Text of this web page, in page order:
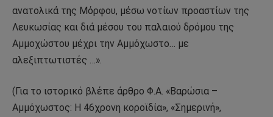
ανατολικά της Μόρφου, μέσω νοτίων προαστίων της
Λευκωσίας και διά μέσου του παλαιού δρόμου της
Αμμοχώστου μέχρι την Αμμόχωστο… με
αλεξιπτωτιστές …».
(Για το ιστορικό βλέπε άρθρο Φ.Α. «Βαρώσια –
Αμμόχωστος: Η 46χρονη κοροϊδία», «Σημερινή»,